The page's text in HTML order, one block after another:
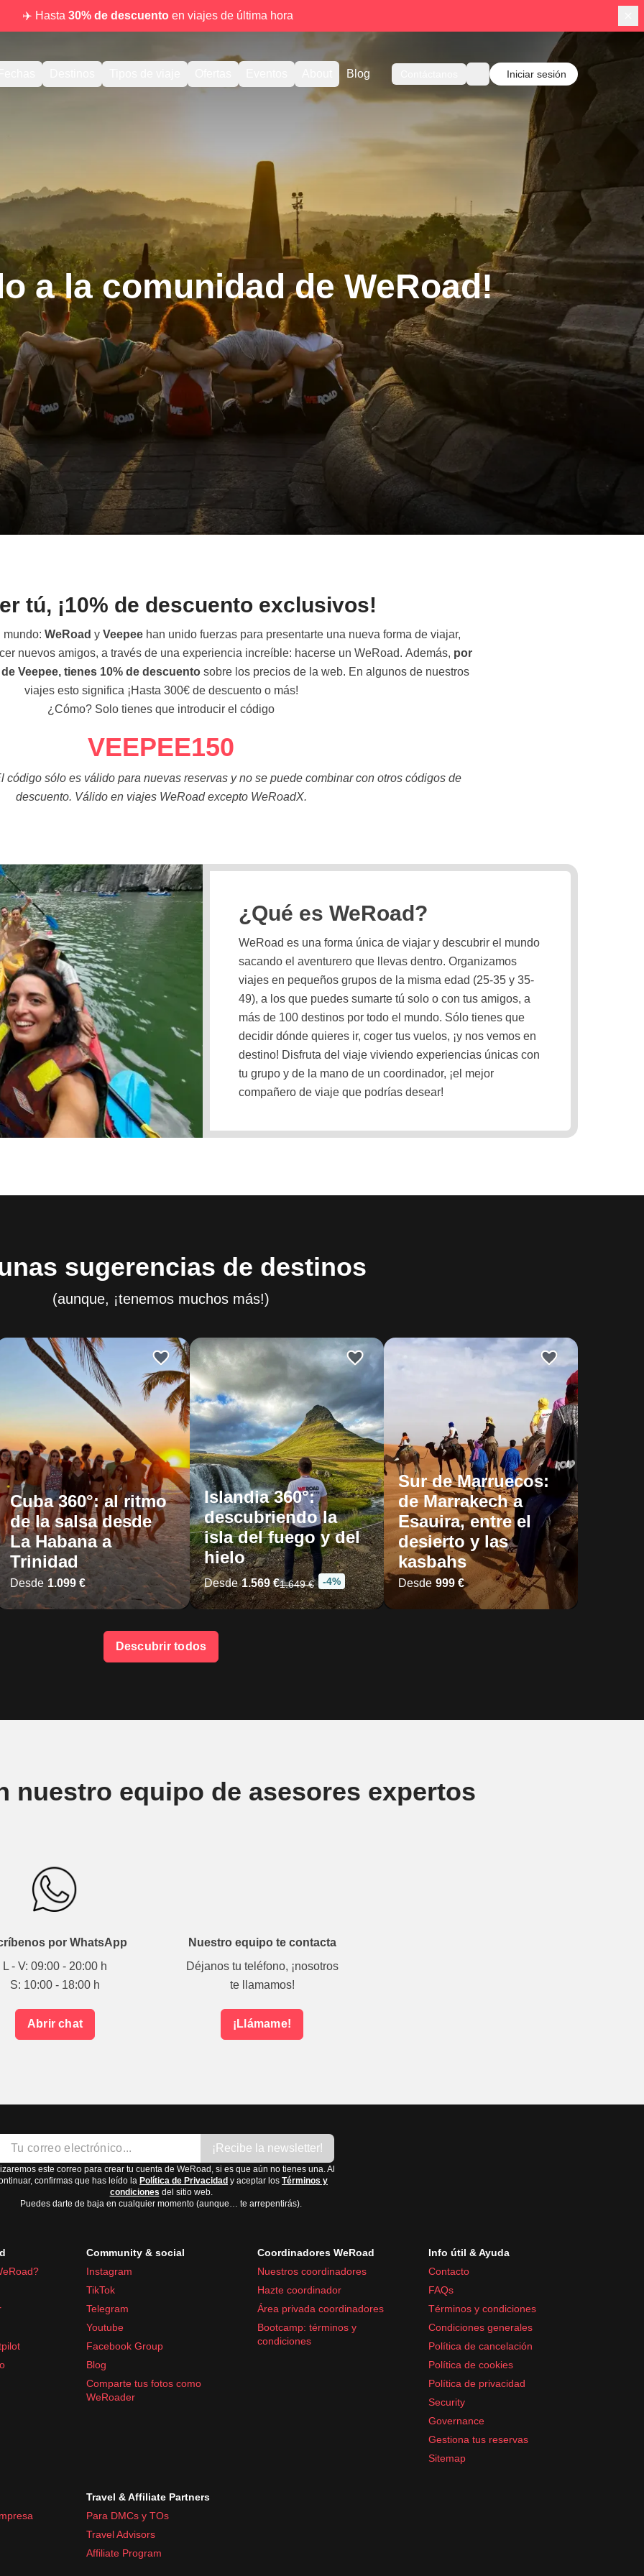
✈️ Hasta 30% de descuentoen viajes de última hora
Blog Iniciar sesión
a la comunidad de WeRoad!
tú, ¡10% de descuento exclusivos!
mundo: WeRoad y Veepeehan unido fuerzas para presentarte una nueva forma de viajar,
nuevos amigos, a través de una experiencia increíble: hacerse un WeRoad. Además, por
Veepee, tienes 10% de descuento sobre los precios de la web. En algunos de nuestros
viajes esto significa ¡Hasta 300€ de descuento o más!
¿Cómo? Solo tienes que introducir el código
VEEPEE150
código sólo es válido para nuevas reservas y no se puede combinar con otros códigos de
descuento. Válido en viajes WeRoad excepto WeRoadX.
¿Qué es WeRoad?
WeRoad es una forma única de viajar y descubrir el mundo
sacando el aventurero que llevas dentro. Organizamos
viajes en pequeños grupos de la misma edad (25-35 y 35-
49), a los que puedes sumarte tú solo o con tus amigos, a
más de 100 destinos por todo el mundo. Sólo tienes que
decidir dónde quieres ir, coger tus vuelos, ¡y nos vemos en
destino! Disfruta del viaje viviendo experiencias únicas con
tu grupo y de la mano de un coordinador, ¡el mejor
compañero de viaje que podrías desear!
sugerencias de destinos
(aunque, ¡tenemos muchos más!)
Cuba 360°: al ritmo
de la salsa desde
La Habana a
Trinidad
Desde 1.099 €
Islandia 360°:
descubriendo la
isla del fuego y del
hielo
Desde 1.569 €1.649 € -4%
Sur de Marruecos:
de Marrakech a
Esauira, entre el
desierto y las
kasbahs
Desde 999 €
Descubrir todos
nuestro equipo de asesores expertos
por WhatsApp
L - V: 09:00 - 20:00 h
S: 10:00 - 18:00 h
Abrir chat
Nuestro equipo te contacta
Déjanos tu teléfono, ¡nosotros
te llamamos!
¡Llámame!
¡Recibe la newsletter!
este correo para crear tu cuenta de WeRoad, si es que aún no tienes una. Al
confirmas que has leído la Política de Privacidad y aceptar los Términos y
condiciones del sitio web.
Puedes darte de baja en cualquier momento (aunque… te arrepentirás).
Community & social
Instagram
TikTok
Telegram
Youtube
Facebook Group
Blog
Comparte tus fotos como
WeRoader
Coordinadores WeRoad
Nuestros coordinadores
Hazte coordinador
Área privada coordinadores
Bootcamp: términos y
condiciones
Info útil & Ayuda
Contacto
FAQs
Términos y condiciones
Condiciones generales
Política de cancelación
Política de cookies
Política de privacidad
Security
Governance
Gestiona tus reservas
Sitemap
Travel & Affiliate Partners
Para DMCs y TOs
Travel Advisors
Affiliate Program